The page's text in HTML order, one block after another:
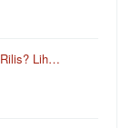
Lih…